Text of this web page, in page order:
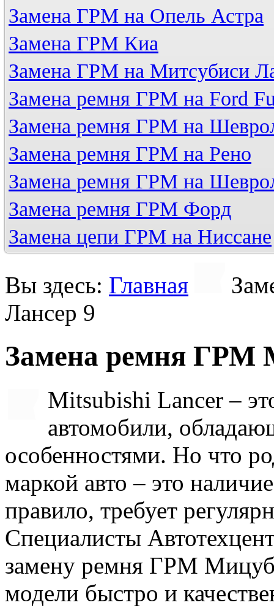
Замена ГРМ на Опель Астра
Замена ГРМ Киа
Замена ГРМ на Митсубиси
Замена ремня ГРМ на Ford
Замена ремня ГРМ на
Замена ремня ГРМ на Рено
Замена ремня ГРМ на
Замена ремня ГРМ Форд
Замена цепи ГРМ на Ниссане
Вы здесь: Главная
Лансер 9
Замена ремня ГРМ
Mitsubishi Lancer –
автомобили,
особенностями. Но что
маркой авто – это
правило, требует
Специалисты
замену ремня ГРМ
модели быстро и